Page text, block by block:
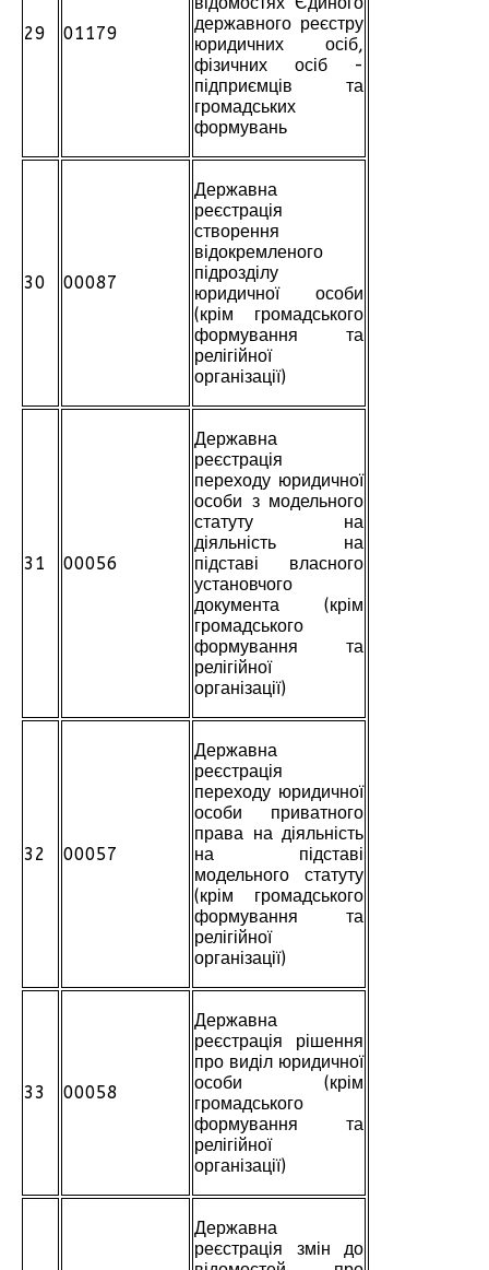
29 01179
державного реєстру
юридичних осіб,
фізичних осіб -
підприємців та
громадських
формувань
30 00087
Державна
реєстрація
створення
відокремленого
підрозділу
юридичної особи
(крім громадського
формування та
релігійної
організації)
31 00056
Державна
реєстрація
переходу юридичної
особи з модельного
статуту на
діяльність на
підставі власного
установчого
документа (крім
громадського
формування та
релігійної
організації)
32 00057
Державна
реєстрація
переходу юридичної
особи приватного
права на діяльність
на підставі
модельного статуту
(крім громадського
формування та
релігійної
організації)
33 00058
Державна
реєстрація рішення
про виділ юридичної
особи (крім
громадського
формування та
релігійної
організації)
Державна
реєстрація змін до